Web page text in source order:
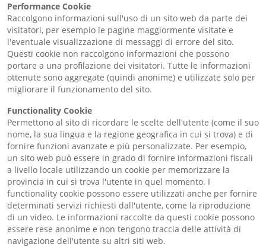
Performance Cookie
Raccolgono informazioni sull'uso di un sito web da parte dei
visitatori, per esempio le pagine maggiormente visitate e
l'eventuale visualizzazione di messaggi di errore del sito.
Questi cookie non raccolgono informazioni che possono
portare a una profilazione dei visitatori. Tutte le informazioni
ottenute sono aggregate (quindi anonime) e utilizzate solo per
migliorare il funzionamento del sito.
Functionality Cookie
Permettono al sito di ricordare le scelte dell'utente (come il suo
nome, la sua lingua e la regione geografica in cui si trova) e di
fornire funzioni avanzate e più personalizzate. Per esempio,
un sito web può essere in grado di fornire informazioni fiscali
a livello locale utilizzando un cookie per memorizzare la
provincia in cui si trova l'utente in quel momento. I
functionality cookie possono essere utilizzati anche per fornire
determinati servizi richiesti dall'utente, come la riproduzione
di un video. Le informazioni raccolte da questi cookie possono
essere rese anonime e non tengono traccia delle attività di
navigazione dell'utente su altri siti web.